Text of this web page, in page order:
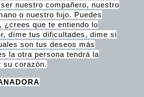
nuestro compañero, nuestro
o nuestro hijo. Puedes
¿crees que te entiendo lo
díme tus dificultades, dime si
son tus deseos más
la otra persona tendrá la
su corazón.